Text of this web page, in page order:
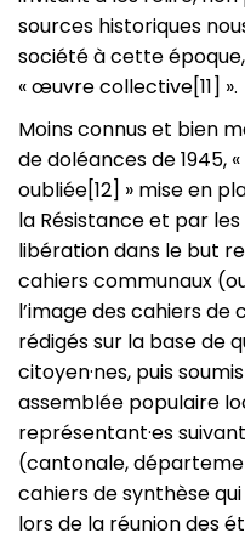
sources historiques
société à cette
« œuvre collective[11] ».
Moins connus et bien
de doléances de 1945,
oubliée[12] » mise en
la Résistance et par
libération dans le but
cahiers communaux
l’image des cahiers
rédigés sur la base de
citoyen·nes, puis
assemblée populaire
représentant·es
(cantonale,
cahiers de synthèse
lors de la réunion des